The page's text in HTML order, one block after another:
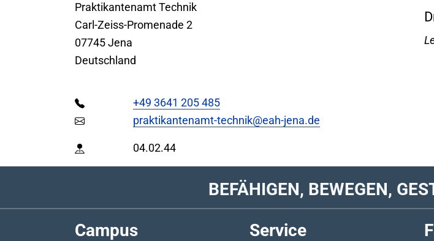
Praktikantenamt Technik
Carl-Zeiss-Promenade 2
07745 Jena
Deutschland
+49 3641 205 485
praktikantenamt-technik@eah-jena.de
04.02.44
BEFÄHIGEN, BEWEGEN,
Campus Service